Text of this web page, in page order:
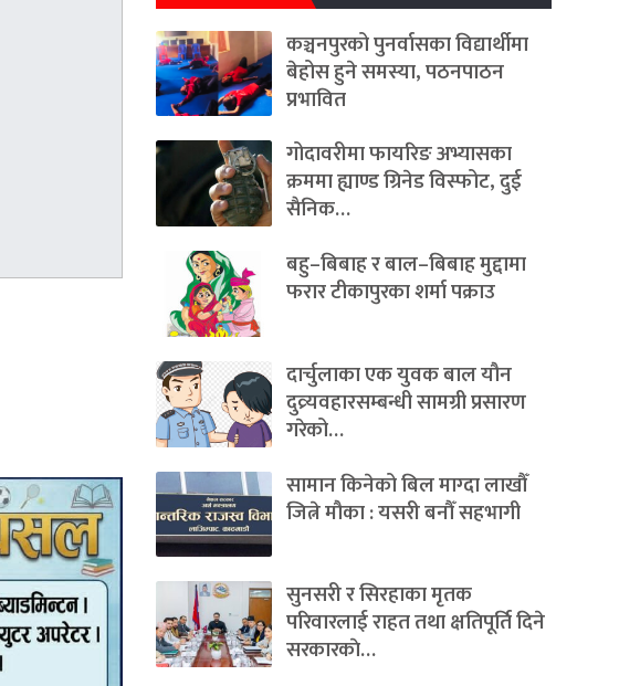
कञ्चनपुरको पुनर्वासका विद्यार्थीमा
बेहोस हुने समस्या, पठनपाठन
प्रभावित
गोदावरीमा फायरिङ अभ्यासका
क्रममा ह्याण्ड ग्रिनेड विस्फोट, दुई
सैनिक…
बहु–बिबाह र बाल–बिबाह मुद्दामा
फरार टीकापुरका शर्मा पक्राउ
दार्चुलाका एक युवक बाल यौन
दुव्र्यवहारसम्बन्धी सामग्री प्रसारण
गरेको…
सामान किनेको बिल माग्दा लाखौँ
जित्ने मौका : यसरी बनौँ सहभागी
सुनसरी र सिरहाका मृतक
परिवारलाई राहत तथा क्षतिपूर्ति दिने
सरकारकाे…